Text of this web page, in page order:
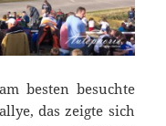
besten besuchte
das zeigte sich